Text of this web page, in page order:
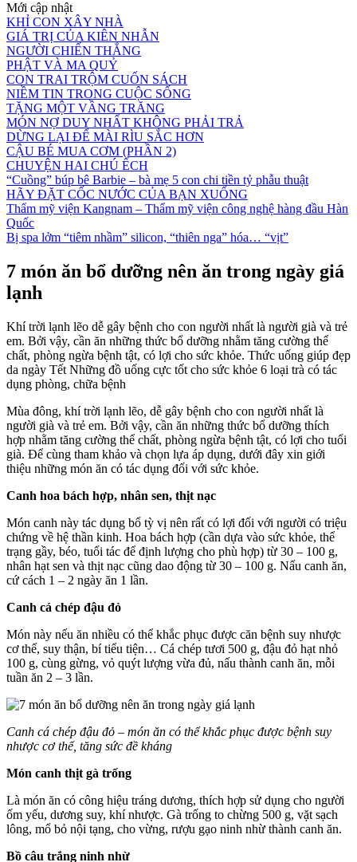
Mới cập nhật
KHỈ CON XÂY NHÀ
GIÁ TRỊ CỦA KIÊN NHẪN
NGƯỜI CHIẾN THẮNG
PHẬT VÀ MA QUỶ
CON TRAI TRỘM CUỐN SÁCH
NIỀM TIN TRONG CUỘC SỐNG
TẶNG MỘT VẦNG TRĂNG
MÓN NỢ DUY NHẤT KHÔNG PHẢI TRẢ
DỪNG LẠI ĐỂ MÀI RÌU SẮC HƠN
CẬU BÉ MUA CƠM (PHẦN 2)
CHUYỆN HAI CHÚ ẾCH
“Cuồng” búp bê Barbie – bà mẹ 5 con chi tiền tỷ phẫu thuật
HÃY ĐẶT CỐC NƯỚC CỦA BẠN XUỐNG
Thẩm mỹ viện Kangnam – Thẩm mỹ viện công nghệ hàng đầu Hàn
Quốc
Bị spa lởm “tiêm nhầm” silicon, “thiên nga” hóa… “vịt”
7 món ăn bổ dưỡng nên ăn trong ngày giá
lạnh
Khí trời lạnh lẽo dễ gây bệnh cho con người nhất là người già và trẻ
em. Bởi vậy, cần ăn những thức bổ dưỡng nhằm tăng cường thể
chất, phòng ngừa bệnh tật, có lợi cho sức khỏe. Thức uống giúp đẹp
da ngày Tết Những đồ uống cực tốt cho sức khỏe 6 loại trà có tác
dụng phòng, chữa bệnh
Mùa đông, khí trời lạnh lẽo, dễ gây bệnh cho con người nhất là
người già và trẻ em. Bởi vậy, cần ăn những thức bổ dưỡng thích
hợp nhằm tăng cường thể chất, phòng ngừa bệnh tật, có lợi cho tuổi
già. Để cùng tham khảo và chọn lựa áp dụng, dưới đây xin giới
thiệu những món ăn có tác dụng đối với sức khỏe.
Canh hoa bách hợp, nhân sen, thịt nạc
Món canh này tác dụng bổ tỳ vị nên rất có lợi đối với người có triệu
chứng về hệ thần kinh. Hoa bách hợp (cần dựa vào sức khỏe, thể
trạng gầy, béo, tuổi tác để định lượng cho phù hợp) từ 30 – 100 g,
nhân hạt sen và thịt nạc cũng dao động từ 30 – 100 g. Nấu canh ăn,
cứ cách 1 – 2 ngày ăn 1 lần.
Canh cá chép đậu đỏ
Món này nếu ăn nhiều có thể khắc phục được căn bệnh suy nhược
cơ thể, suy thận, bí tiểu tiện… Cá chép tươi 500 g, đậu đỏ hạt nhỏ
100 g, cùng gừng, vỏ quýt lượng vừa đủ, nấu thành canh ăn, mỗi
tuần ăn 2 – 3 lần.
Canh cá chép đậu đỏ – món ăn có thể khắc phục được bệnh suy
nhược cơ thể, tăng sức đề kháng
Món canh thịt gà trống
Là món ăn có công hiệu tráng dương, thích hợp sử dụng cho người
ốm yếu, dương suy, khí nhược. Gà trống to chừng 500 g, vặt sạch
lông, mổ bỏ nội tạng, cho vừng, rượu gạo ninh nhừ thành canh ăn.
Bồ câu trắng ninh nhừ